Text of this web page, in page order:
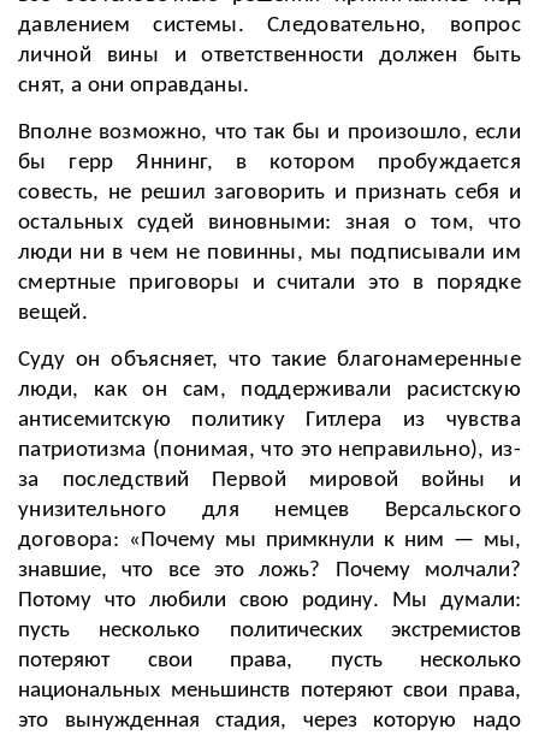
давлением системы. Следовательно, вопрос
личной вины и ответственности должен быть
снят, а они оправданы.
Вполне возможно, что так бы и произошло, если
бы герр Яннинг, в котором пробуждается
совесть, не решил заговорить и признать себя и
остальных судей виновными: зная о том, что
люди ни в чем не повинны, мы подписывали им
смертные приговоры и считали это в порядке
вещей.
Суду он объясняет, что такие благонамеренные
люди, как он сам, поддерживали расистскую
антисемитскую политику Гитлера из чувства
патриотизма (понимая, что это неправильно), из-
за последствий Первой мировой войны и
унизительного для немцев Версальского
договора: «Почему мы примкнули к ним — мы,
знавшие, что все это ложь? Почему молчали?
Потому что любили свою родину. Мы думали:
пусть несколько политических экстремистов
потеряют свои права, пусть несколько
национальных меньшинств потеряют свои права,
это вынужденная стадия, через которую надо